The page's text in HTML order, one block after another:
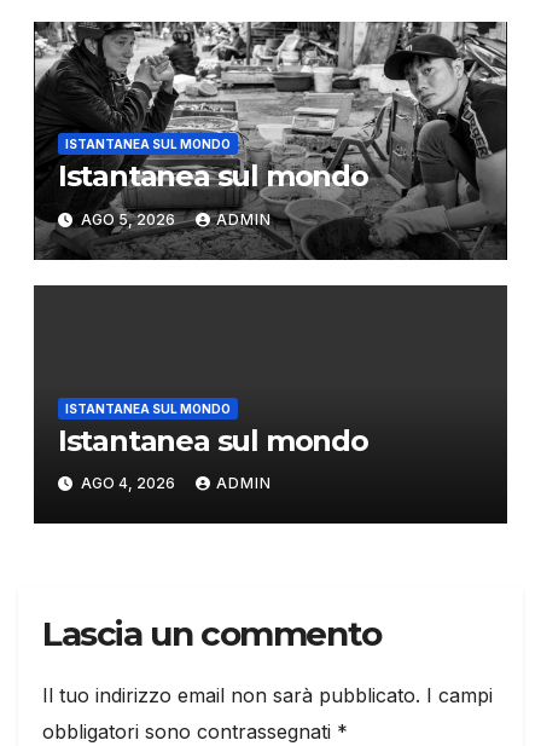
ISTANTANEA SUL MONDO
Istantanea sul mondo
AGO 5, 2026 ADMIN
ISTANTANEA SUL MONDO
Istantanea sul mondo
AGO 4, 2026 ADMIN
Lascia un commento
Il tuo indirizzo email non sarà pubblicato. I campi
obbligatori sono contrassegnati *